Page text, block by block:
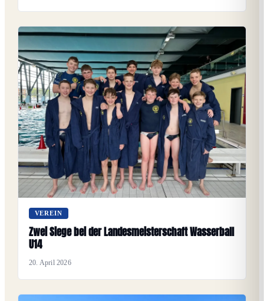
VEREIN
Zwei Siege bei der Landesmeisterschaft Wasserball
U14
20. April 2026